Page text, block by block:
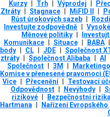
Kurzy | Trh | Výprodej |
Ztráty | Stagnace | MiFID II |
Růst úrokových sazeb |
Investujte zodpovědně |
Měnové politiky |
Komunikace | Situace | BABA |
body | CL | JDE | Společnost
ztráty | Společnost Alibaba | AI
Společnost | 3М |
Komise v přenesené pravomoci
Vice | Přecenění | Testovací
Odpovědnost | Nevýhody |
rizikové | Bezpečnostní rizika
Hartmana | Nařízení